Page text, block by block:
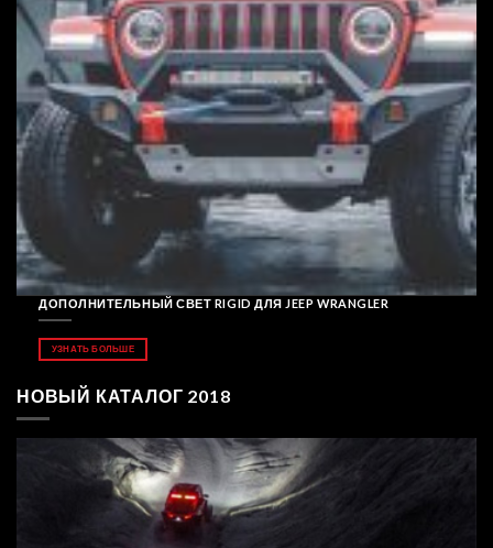
ДОПОЛНИТЕЛЬНЫЙ СВЕТ RIGID ДЛЯ JEEP WRANGLER
УЗНАТЬ БОЛЬШЕ
НОВЫЙ КАТАЛОГ 2018